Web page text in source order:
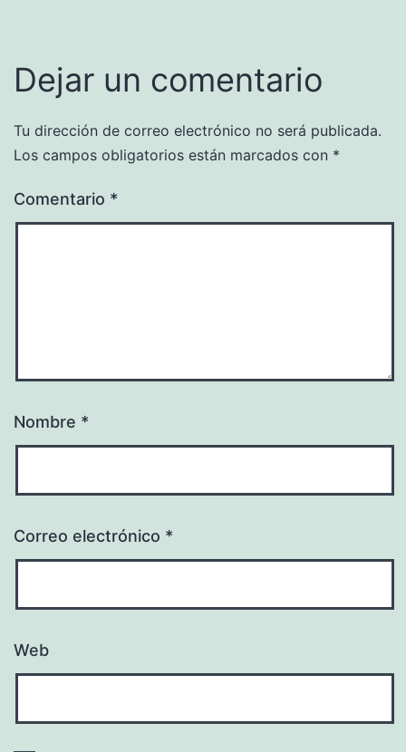
Dejar un comentario
Tu dirección de correo electrónico no será publicada.
Los campos obligatorios están marcados con *
Comentario *
Nombre *
Correo electrónico *
Web